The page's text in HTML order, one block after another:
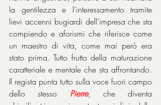
la gentilezza e l’interessamento tramite
lievi accenni bugiardi dell’impresa che sta
compiendo e aforismi che riferisce come
un maestro di vita, come mai però era
stato prima. Tutto frutto della maturazione
caratteriale e mentale che sta affrontando.
Il regista punta tutto sulla voce fuori campo
dello stesso Pierre, che diventa